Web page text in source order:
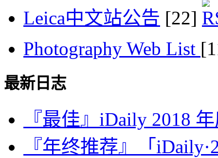
Leica中文站公告 [22]
Photography Web List
最新日志
『最佳』iDaily 2018
『年终推荐』「